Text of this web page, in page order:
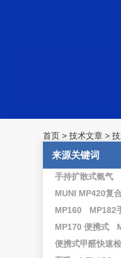
首页 > 技术文章 >
来源关键词
手持扩散式氨气
MUNI MP420复
MP160
MP182
MP170 便携式
便携式甲醛快速